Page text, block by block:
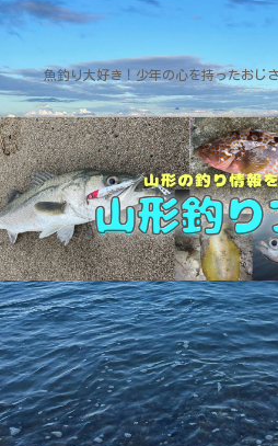
魚釣り大好き！少年の心を持ったお